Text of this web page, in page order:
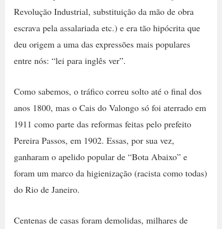
Revolução Industrial, substituição da mão de obra
escrava pela assalariada etc.) e era tão hipócrita que
deu origem a uma das expressões mais populares
entre nós: “lei para inglês ver”.
Como sabemos, o tráfico correu solto até o final dos
anos 1800, mas o Cais do Valongo só foi aterrado em
1911 como parte das reformas feitas pelo prefeito
Pereira Passos, em 1902. Essas, por sua vez,
ganharam o apelido popular de “Bota Abaixo” e
foram um marco da higienização (racista como todas)
do Rio de Janeiro.
Centenas de casas foram demolidas, milhares de